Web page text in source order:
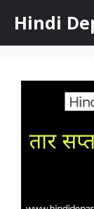
content
Hindi